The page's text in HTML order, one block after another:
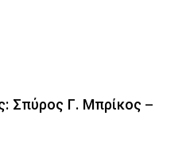
Σπύρος Γ. Μπρίκος –